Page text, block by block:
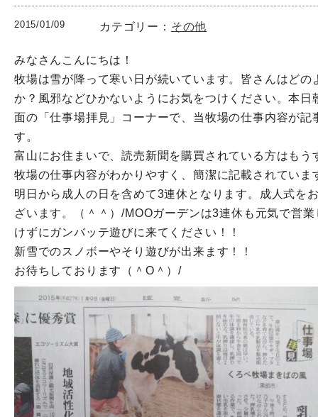
2015/01/09 カテゴリー： その他
みなさんこんにちは！
牧場は雪が降って寒い日が続いています。皆さんはどの
か？風邪などひかないようにお気をつけください。本日
面の「仕事場拝見」コーナーで、当牧場の仕事内容が記
す。
富山にお住まいで、読売新聞を購買されている方はもう
牧場の仕事内容がわかりやすく、簡潔に記載されていま
明日から成人の日を含めて3連休となります。成人式を
ざいます。（＾＾）/MOOガーデンは3連休も元気で営
けずにガンバッテ遊びに来てください！！
新雪でのスノボーやそり遊びが出来ます！！
お待ちしております（＾O＾）/